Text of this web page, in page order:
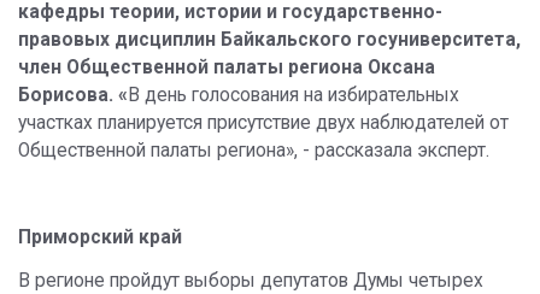
кафедры теории, истории и государственно-
правовых дисциплин Байкальского госуниверситета,
член Общественной палаты региона Оксана
Борисова. « В день голосования на избирательных
участках планируется присутствие двух наблюдателей от
Общественной палаты региона», - рассказала эксперт.
Приморский край
В регионе пройдут выборы депутатов Думы четырех